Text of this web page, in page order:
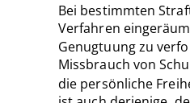
ausgewählten
Links
einzelnen
Seiten
Bei bestimmten
Verfahren
Genugtuung zu
Missbrauch von
die persönliche